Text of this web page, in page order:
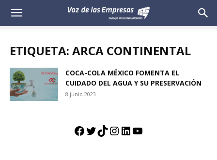
Voz
Empresas
ETIQUETA: ARCA CONTINENTAL
COCA-COLA MÉXICO FOMENTA EL
CUIDADO DEL AGUA Y SU PRESERVACIÓN
8 junio 2023
Facebook
Twitter
TikTok
Instagram
LinkedIn
YouTube